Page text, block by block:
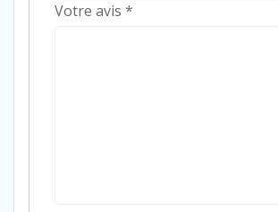
Votre avis *